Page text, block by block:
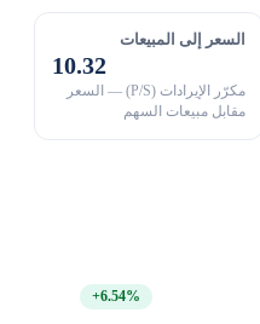
السعر إلى المبيعات
10.32
مكرّر الإيرادات (P/S) — السعر
مقابل مبيعات السهم
+6.54%